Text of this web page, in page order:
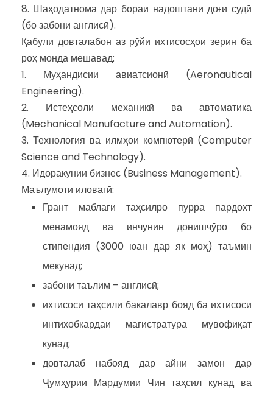
8. Шаҳодатнома дар бораи надоштани доғи судӣ
(бо забони англисӣ).
Қабули довталабон аз рӯйи ихтисосҳои зерин ба
роҳ монда мешавад:
1. Муҳандисии авиатсионӣ (Aeronautical
Engineering).
2. Истеҳсоли механикӣ ва автоматика
(Mechanical Manufacture and Automation).
3. Технология ва илмҳои компютерӣ (Computer
Science and Technology).
4. Идоракунии бизнес (Business Management).
Маълумоти иловагӣ:
Грант маблағи таҳсилро пурра пардохт
менамояд ва инчунин донишҷӯро бо
стипендия (3000 юан дар як моҳ) таъмин
мекунад;
забони таълим – англисӣ;
ихтисоси таҳсили бакалавр бояд ба ихтисоси
интихобкардаи магистратура мувофиқат
кунад;
довталаб набояд дар айни замон дар
Ҷумҳурии Мардумии Чин таҳсил кунад ва